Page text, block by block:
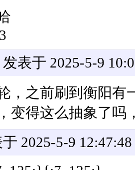
发表于 2025-5-9
，之前刷到衡阳有
变得这么抽象了吗
2025-5-9 12:47:48